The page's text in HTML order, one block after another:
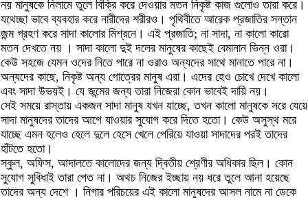
নয় মানুষকে নিলামে তুলে বিক্রি করে দেওয়ার মতন নিকৃষ্ট কাজ গুলোও তারা করে।
যথেচ্ছা ভাবে ব্যবহার করে নারীদের শরীরও। পৃথিবীতে আরেক প্রজাতির সন্তান
জন্ম গ্রহণ করে সাদা কালোর মিশ্রনে। এই প্রজাতি; না সাদা, না কালো কারো
মতন দেখতে নয় । সাদা কালো দুই দলের মানুষের কাছেই বেমানান ভিন্ন ওরা।
কেউ সহজে যেমন ওদের নিতে পারে না ওরাও অন্যদের সাথে মানাতে পারে না।
অন্যদের কাছে, নিকৃষ্ট অন্য গোত্রের মানুষ এরা। এদের হেও চোখে দেখে কালো
এবং সাদা উভয়ই। যে জন্মের জন্য তারা নিজেরা কোন ভাবেই দায়ি নয়।
সেই সময়ে রাস্তায় একজন সাদা মানুষ যখন যাচ্ছে, তখন কালো মানুষকে সরে যেয়ে
সাদা মানুষদের তাদের আগে যাওয়ার সুযোগ করে দিতে হতো। কেউ অসুস্থ মরে
যাচ্ছে এমন হলেও হেলে দুলে হেসে খেলে পেরিয়ে যাওয়া সাদাদের পরই তাদের
হাঁটতে হতো।
স্কুল, অফিস, আদালতে কালোদের জন্য দ্বিতীয় শ্রেণীর অধিকার ছিল। কোন
সুযোগ সুবিধাই তারা পেত না। অথচ নিজের ইচ্ছায় নয় ধরে তুলে আনা হয়েছে
তাদের অন্য দেশে । নিগার পরিচয়ের এই কালো মানুষদের আসল নামে না ডেকে